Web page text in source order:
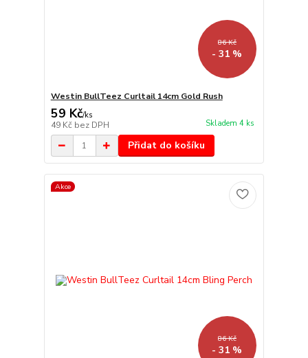
86 Kč
- 31 %
Westin BullTeez Curltail 14cm Gold Rush
59 Kč/ks
49 Kč bez DPH Skladem 4 ks
Přidat do košíku
Akce
86 Kč
- 31 %